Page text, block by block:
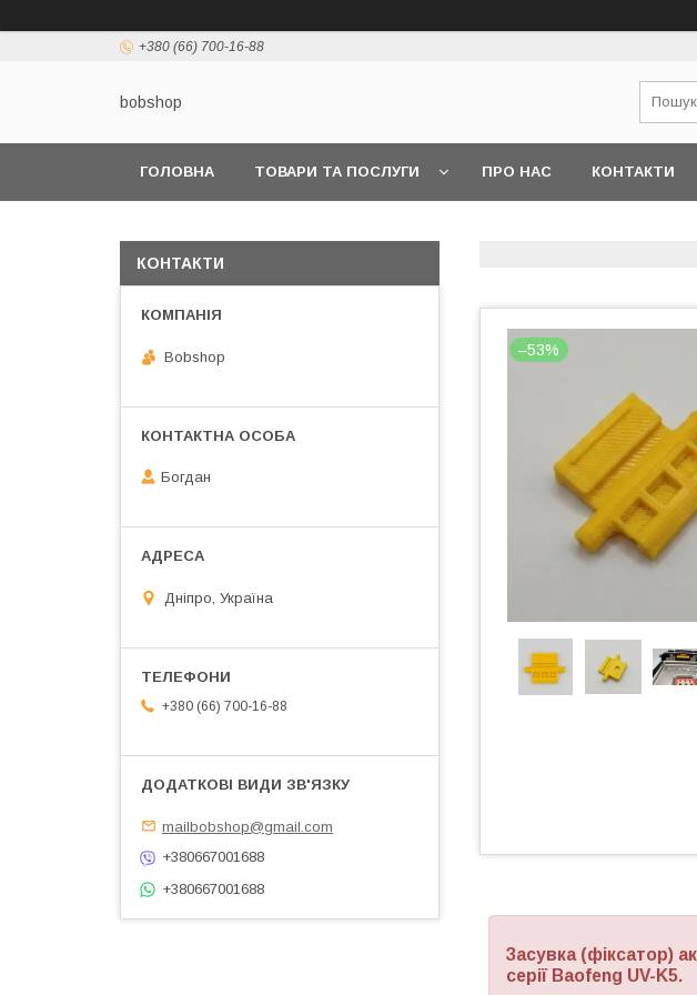
+380 (66) 700-16-88
bobshop
ГОЛОВНА ТОВАРИ ТА ПОСЛУГИ ПРО НАС КОНТАКТИ
–53%
Засувка (фіксатор)
серії Baofeng UV-K5.
КОНТАКТИ
Bobshop
Богдан
Дніпро, Україна
+380 (66) 700-16-88
mailbobshop@gmail.com
+380667001688
+380667001688